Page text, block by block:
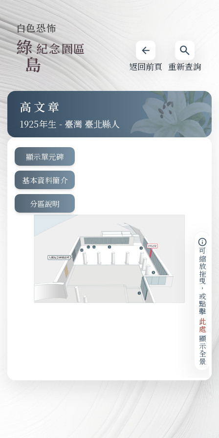
重新查詢
返回前頁
白色恐怖
綠
島
紀念園區
高文章
1925 - 臺灣 臺北縣人
顯示單元碑
基本資料簡介
分區說明
可縮放拖曳，或點擊
此處
顯示全景